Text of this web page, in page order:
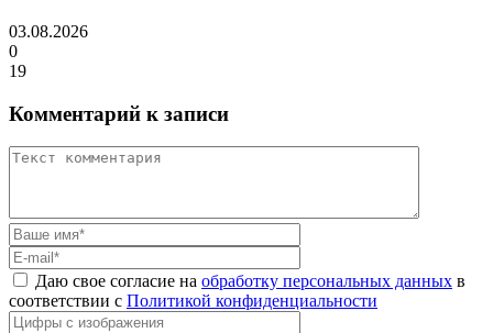
03.08.2026
0
19
Комментарий к записи
Даю свое согласие на обработку персональных данных в
соответствии с Политикой конфиденциальности